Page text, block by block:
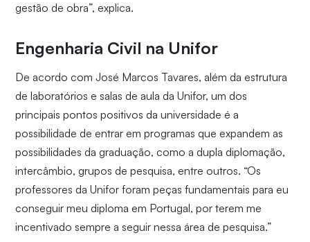
gestão de obra”, explica.
Engenharia Civil na Unifor
De acordo com José Marcos Tavares, além da estrutura
de laboratórios e salas de aula da Unifor, um dos
principais pontos positivos da universidade é a
possibilidade de entrar em programas que expandem as
possibilidades da graduação, como a dupla diplomação,
intercâmbio, grupos de pesquisa, entre outros. “Os
professores da Unifor foram peças fundamentais para eu
conseguir meu diploma em Portugal, por terem me
incentivado sempre a seguir nessa área de pesquisa.”